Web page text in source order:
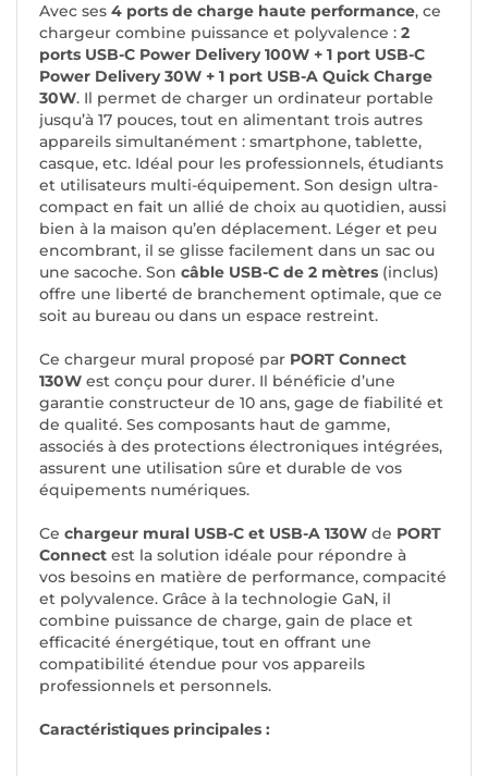
Avec ses 4 ports de charge haute performance, ce
chargeur combine puissance et polyvalence : 2
ports USB-C Power Delivery 100W + 1 port USB-C
Power Delivery 30W + 1 port USB-A Quick Charge
30W. Il permet de charger un ordinateur portable
jusqu’à 17 pouces, tout en alimentant trois autres
appareils simultanément : smartphone, tablette,
casque, etc. Idéal pour les professionnels, étudiants
et utilisateurs multi-équipement. Son design ultra-
compact en fait un allié de choix au quotidien, aussi
bien à la maison qu’en déplacement. Léger et peu
encombrant, il se glisse facilement dans un sac ou
une sacoche. Son câble USB-C de 2 mètres (inclus)
offre une liberté de branchement optimale, que ce
soit au bureau ou dans un espace restreint.
Ce chargeur mural proposé par PORT Connect
130W est conçu pour durer. Il bénéficie d’une
garantie constructeur de 10 ans, gage de fiabilité et
de qualité. Ses composants haut de gamme,
associés à des protections électroniques intégrées,
assurent une utilisation sûre et durable de vos
équipements numériques.
Ce chargeur mural USB-C et USB-A 130W de PORT
Connect est la solution idéale pour répondre à
vos besoins en matière de performance, compacité
et polyvalence. Grâce à la technologie GaN, il
combine puissance de charge, gain de place et
efficacité énergétique, tout en offrant une
compatibilité étendue pour vos appareils
professionnels et personnels.
Caractéristiques principales :